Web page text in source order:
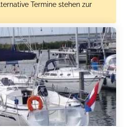
Termine stehen zur